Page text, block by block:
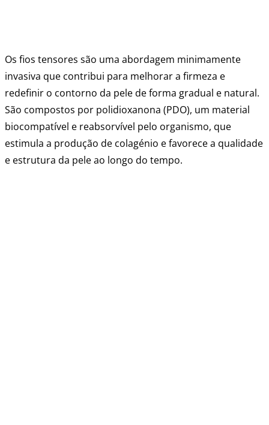
Os fios tensores são uma abordagem minimamente
invasiva que contribui para melhorar a firmeza e
redefinir o contorno da pele de forma gradual e natural.
São compostos por polidioxanona (PDO), um material
biocompatível e reabsorvível pelo organismo, que
estimula a produção de colagénio e favorece a qualidade
e estrutura da pele ao longo do tempo.